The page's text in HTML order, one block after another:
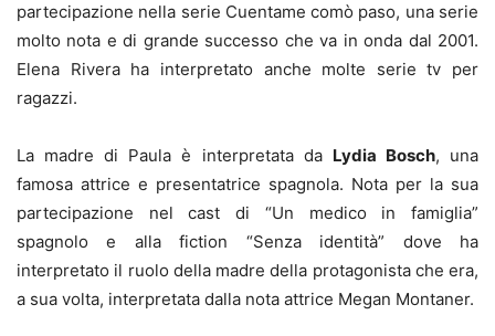
partecipazione nella serie Cuentame comò paso, una serie
molto nota e di grande successo che va in onda dal 2001.
Elena Rivera ha interpretato anche molte serie tv per
ragazzi.
La madre di Paula è interpretata da Lydia Bosch, una
famosa attrice e presentatrice spagnola. Nota per la sua
partecipazione nel cast di “Un medico in famiglia”
spagnolo e alla fiction “Senza identità” dove ha
interpretato il ruolo della madre della protagonista che era,
a sua volta, interpretata dalla nota attrice Megan Montaner.